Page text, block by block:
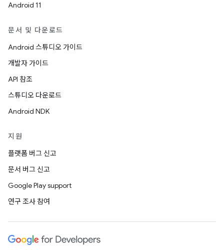
Android 11
문서 및 다운로드
Android 스튜디오 가이드
개발자 가이드
API 참조
스튜디오 다운로드
Android NDK
지원
플랫폼 버그 신고
문서 버그 신고
Google Play support
연구 조사 참여